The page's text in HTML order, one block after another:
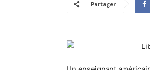
Partager